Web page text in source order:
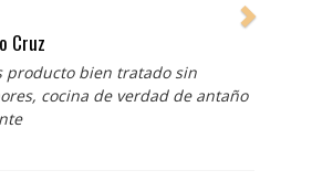
Cruz
producto bien tratado sin
cocina de verdad de antaño